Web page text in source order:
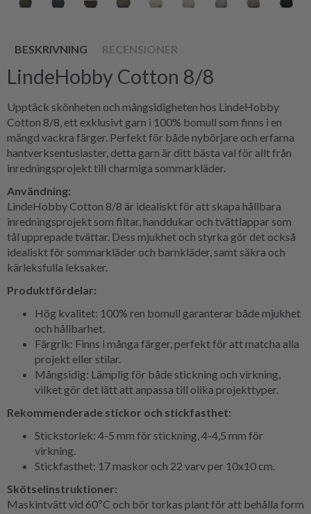
BESKRIVNING RECENSIONER
LindeHobby Cotton 8/8
Upptäck skönheten och mångsidigheten hos LindeHobby
Cotton 8/8, ett exklusivt garn i 100% bomull som finns i en
mängd vackra färger. Perfekt för både nybörjare och erfarna
hantverksentusiaster, detta garn är ditt bästa val för allt från
inredningsprojekt till charmiga sommarkläder.
Användning:
LindeHobby Cotton 8/8 är idealiskt för att skapa hållbara
inredningsprojekt som filtar, handdukar och tvättlappar som
tål upprepade tvättar. Dess mjukhet och styrka gör det också
idealiskt för sommarkläder och barnkläder, samt säkra och
kärleksfulla leksaker.
Produktfördelar:
Hög kvalitet: 100% ren bomull garanterar både mjukhet
och hållbarhet.
Färgrik: Finns i många färger, perfekt för att matcha alla
projekt eller stilar.
Mångsidig: Lämplig för både stickning och virkning,
vilket gör det lätt att anpassa till olika projekttyper.
Rekommenderade stickor och stickfasthet:
Stickstorlek: 4-5 mm för stickning, 4-4,5 mm för
virkning.
Stickfasthet: 17 maskor och 22 varv per 10x10 cm.
Skötselinstruktioner:
Maskintvätt vid 60ºC och bör torkas plant för att behålla form